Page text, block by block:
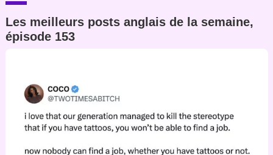
Les meilleurs posts anglais de la semaine,
épisode 153